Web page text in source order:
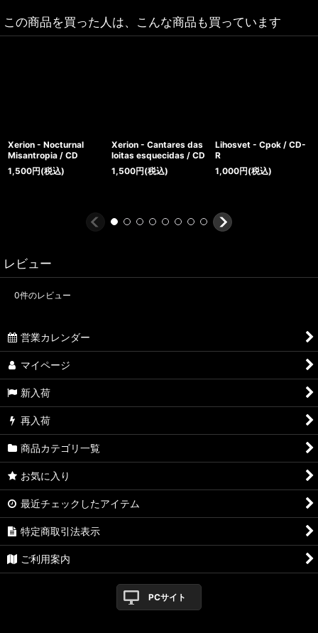
この商品を買った人は、こんな商品も買っています
Xerion - Nocturnal
Misantropia / CD
1,500円(税込)
Xerion - Cantares das
loitas esquecidas / CD
1,500円(税込)
Lihosvet - Cpok / CD-
R
1,000円(税込)
レビュー
0件のレビュー
営業カレンダー
マイページ
新入荷
再入荷
商品カテゴリ一覧
お気に入り
最近チェックしたアイテム
特定商取引法表示
ご利用案内
PCサイト